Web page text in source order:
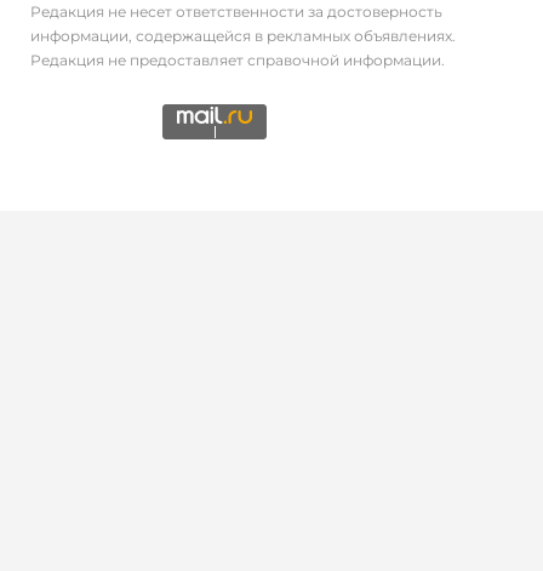
Редакция не несет ответственности за достоверность
информации, содержащейся в рекламных объявлениях.
Редакция не предоставляет справочной информации.